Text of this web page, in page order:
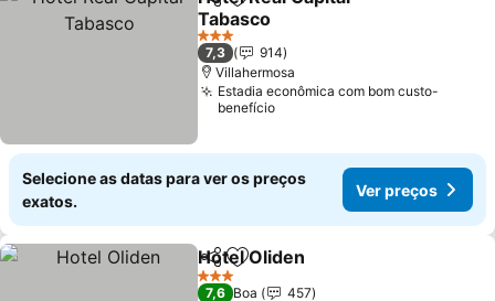
PartilharAdicionar aos favoritos
Tabasco
Ver preços
3 Estrelas
7,3
914
Villahermosa
Estadia econômica com bom custo-
benefício
Selecione as datas para ver os preços
exatos.
Ver preços
PartilharAdicionar aos favoritos
Hotel Oliden
3 Estrelas
7,6 Boa 457